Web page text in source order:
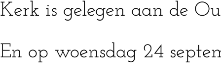
Kerk is gelegen aan de
En op woensdag 24